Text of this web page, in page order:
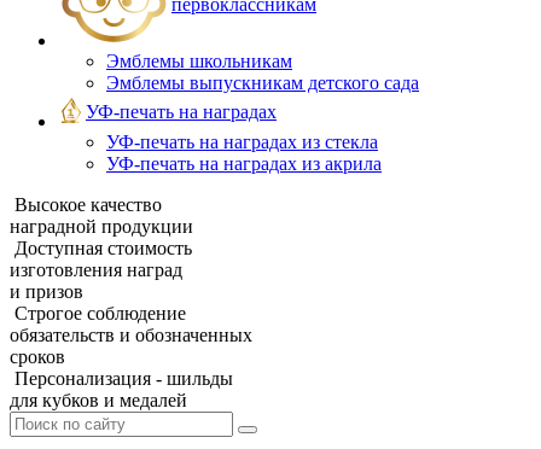
Эмблемы школьникам
Эмблемы выпускникам детского сада
УФ-печать на наградах
УФ‑печать на наградах из стекла
УФ-печать на наградах из акрила
Высокое качество
наградной продукции
Доступная стоимость
изготовления наград
и призов
Строгое соблюдение
обязательств и обозначенных
сроков
Персонализация - шильды
для кубков и медалей